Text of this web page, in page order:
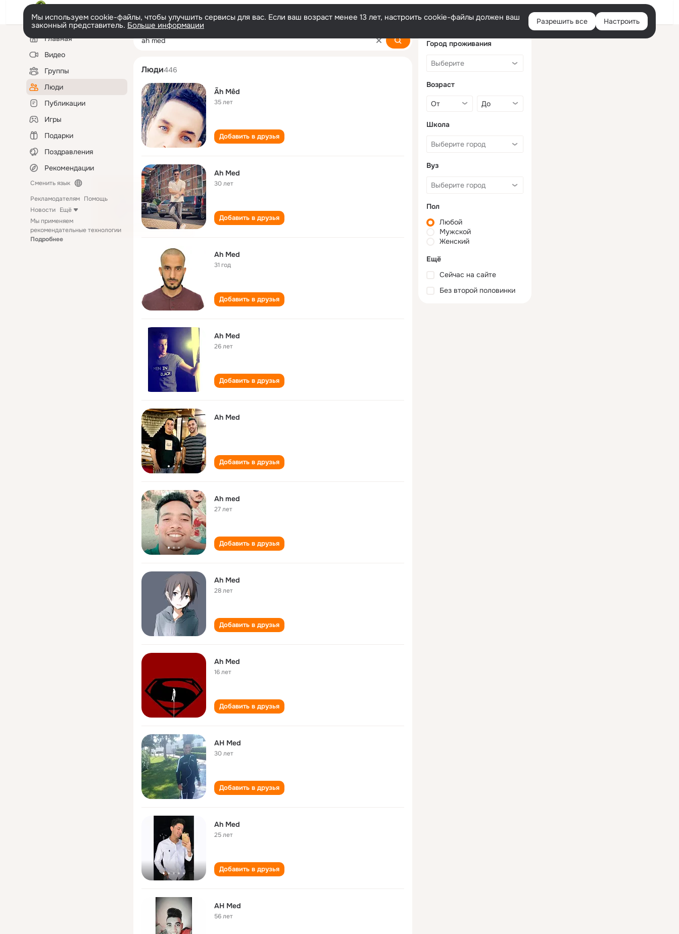
Войти
Мы используем cookie-файлы, чтобы улучшить сервисы для вас. Если ваш возраст менее 13 лет, настроить cookie-файлы должен ваш
законный представитель. Больше информации Разрешить все Настроить
Левая
колонкаГлавная
Видео
Группы
Люди
Публикации
Игры
Подарки
Поздравления
Рекомендации
Сменить язык
Рекламодателям Помощь
Новости Ещё
Мы применяем
рекомендательные технологии
Подробнее
ah med
Люди446
Ãh Mêd
35 лет
Добавить в друзья
Ah Med
30 лет
Добавить в друзья
Ah Med
31 год
Добавить в друзья
Ah Med
26 лет
Добавить в друзья
Ah Med
Добавить в друзья
Ah med
27 лет
Добавить в друзья
Ah Med
28 лет
Добавить в друзья
Ah Med
16 лет
Добавить в друзья
AH Med
30 лет
Добавить в друзья
Ah Med
25 лет
Добавить в друзья
AH Med
56 лет
Город проживания
Возраст
Школа
Вуз
Пол
Любой
Мужской
Женский
Ещё
Сейчас на сайте
Без второй половинки